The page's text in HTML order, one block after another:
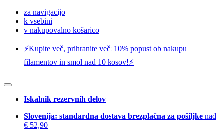
za navigacijo
k vsebini
v nakupovalno košarico
⚡️Kupite več, prihranite več: 10% popust ob nakupu
filamentov in smol nad 10 kosov!⚡️
Iskalnik rezervnih delov
Slovenija: standardna dostava brezplačna za pošiljke nad
€ 52,90